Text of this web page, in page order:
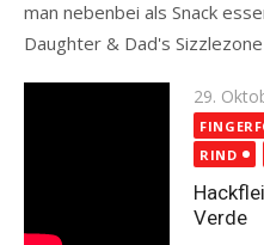
man nebenbei als Snack
Daughter & Dad's Sizzlezone
Posted
on
29.
RIND
Verde